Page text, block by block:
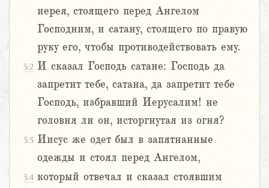
иерея, стоящего перед Ангелом
Господним, и сатану, стоящего по правую
руку его, чтобы противодействовать ему.
3:2 И сказал Господь сатане: Господь да
запретит тебе, сатана, да запретит тебе
Господь, избравший Иерусалим! не
головня ли он, исторгнутая из огня?
3:3 Иисус же одет был в запятнанные
одежды и стоял перед Ангелом,
3:4 который отвечал и сказал стоявшим